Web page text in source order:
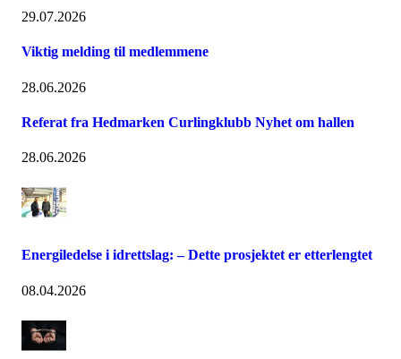
29.07.2026
Viktig melding til medlemmene
28.06.2026
Referat fra Hedmarken Curlingklubb Nyhet om hallen
28.06.2026
Energiledelse i idrettslag: – Dette prosjektet er etterlengtet
08.04.2026